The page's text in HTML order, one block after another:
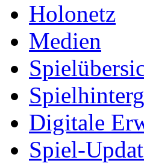
Holonetz
Medien
Digitale
Spiel-